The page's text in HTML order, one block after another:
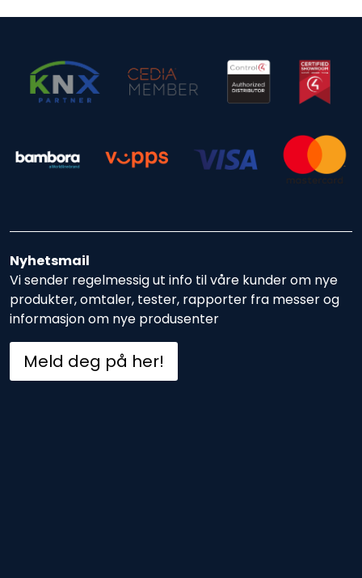
Nyhetsmail
Vi sender regelmessig ut info til våre kunder om nye
produkter, omtaler, tester, rapporter fra messer og
informasjon om nye produsenter
Meld deg på her!